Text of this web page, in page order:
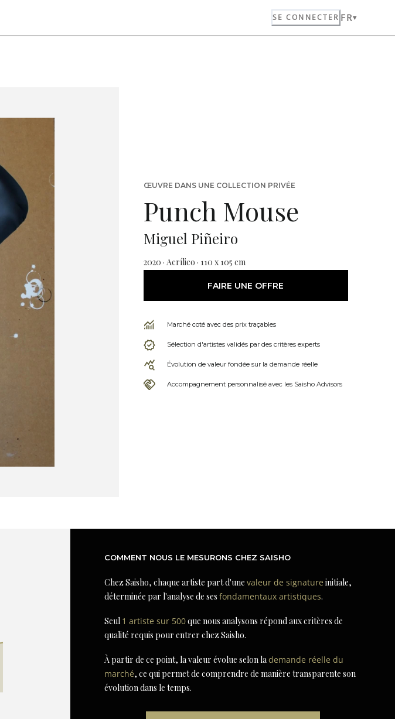
SE CONNECTER FR
ŒUVRE DANS UNE COLLECTION PRIVÉE
Punch Mouse
Miguel Piñeiro
2020 · Acrílico · 110 x 105 cm
FAIRE UNE OFFRE
Marché coté avec des prix traçables
Sélection d'artistes validés par des critères experts
Évolution de valeur fondée sur la demande réelle
Accompagnement personnalisé avec les Saisho Advisors
COMMENT NOUS LE MESURONS CHEZ SAISHO
Chez Saisho, chaque artiste part d'unevaleur de signature initiale,
déterminée par l'analyse de sesfondamentaux artistiques.
Seul 1 artiste sur 500que nous analysons répond aux critères de
qualité requis pour entrer chez Saisho.
À partir de ce point, la valeur évolue selon lademande réelle du
marché, ce qui permet de comprendre de manière transparente son
évolution dans le temps.